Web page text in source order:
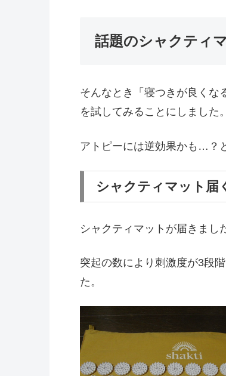
話題のシャクティ
そんなとき「寝つきが良くな
を試してみることにしました。
アトピーには逆効果かも…？
シャクティマット届
シャクティマットが届きまし
突起の数により刺激度が3段
た。